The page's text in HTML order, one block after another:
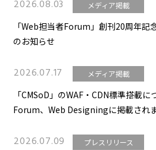
2026.08.03 メディア掲載
「Web担当者Forum」創刊20周年記
のお知らせ
2026.07.17 メディア掲載
「CMSoD」のWAF・CDN標準搭載
Forum、Web Designingに掲載され
2026.07.09 プレスリリース